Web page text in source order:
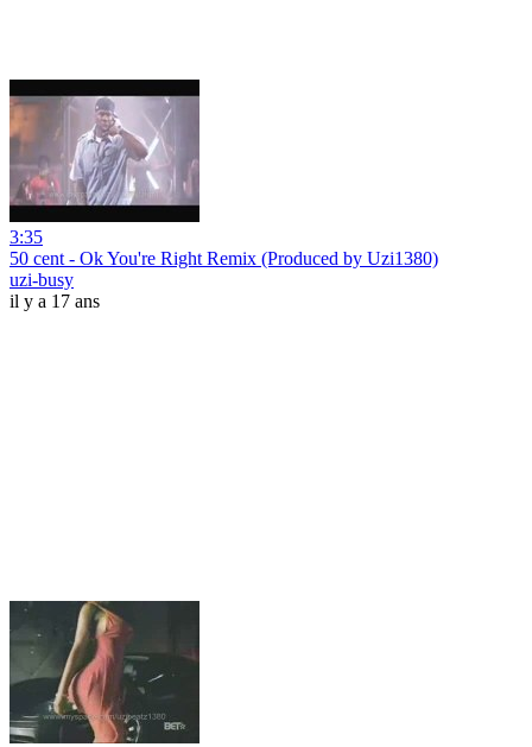
3:35
50 cent - Ok You're Right Remix (Produced by Uzi1380)
uzi-busy
il y a 17 ans